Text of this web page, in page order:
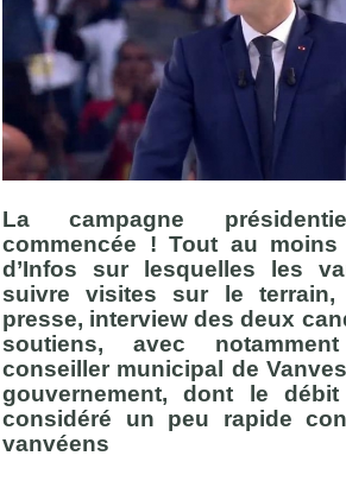
La campagne
commencée ! Tout au
d’Infos sur lesquelles les
suivre visites sur le terrain,
presse, interview des deux
soutiens, avec
conseiller municipal de
gouvernement, dont le
considéré un peu rapide
vanvéens